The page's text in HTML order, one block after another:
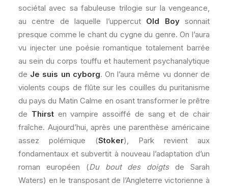
sociétal avec sa fabuleuse trilogie sur la vengeance,
au centre de laquelle l’uppercut Old Boysonnait
presque comme le chant du cygne du genre. On l’aura
vu injecter une poésie romantique totalement barrée
au sein du corps touffu et hautement psychanalytique
de Je suis un cyborg. On l’aura même vu donner de
violents coups de flûte sur les couilles du puritanisme
du pays du Matin Calme en osant transformer le prêtre
de Thirsten vampire assoiffé de sang et de chair
fraîche. Aujourd’hui, après une parenthèse américaine
assez polémique (Stoker), Park revient aux
fondamentaux et subvertit à nouveau l’adaptation d’un
roman européen (Du bout des doigtsde Sarah
Waters) en le transposant de l’Angleterre victorienne à